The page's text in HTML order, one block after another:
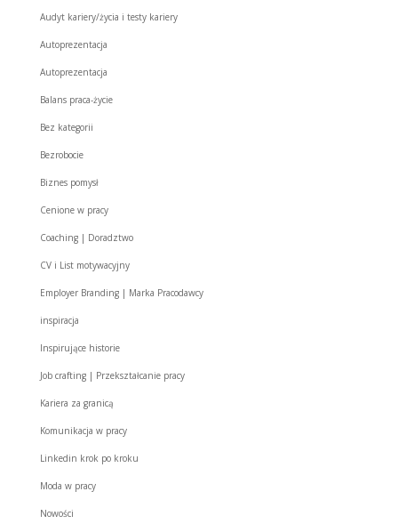
Audyt kariery/życia i testy kariery
Autoprezentacja
Autoprezentacja
Balans praca-życie
Bez kategorii
Bezrobocie
Biznes pomysł
Cenione w pracy
Coaching | Doradztwo
CV i List motywacyjny
Employer Branding | Marka Pracodawcy
inspiracja
Inspirujące historie
Job crafting | Przekształcanie pracy
Kariera za granicą
Komunikacja w pracy
Linkedin krok po kroku
Moda w pracy
Nowości